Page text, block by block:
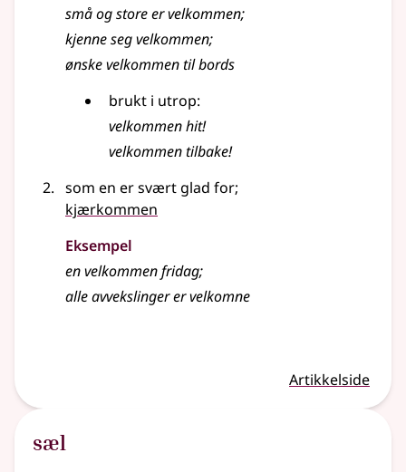
små og store ervelkommen;
kjenne segvelkommen;
ønskevelkommentil bords
brukt i utrop:
velkommen hit!
velkommen tilbake!
som en er svært glad for;
kjærkommen
Eksempel
envelkommenfridag;
alle avvekslinger er velkomne
Artikkelside
sæl